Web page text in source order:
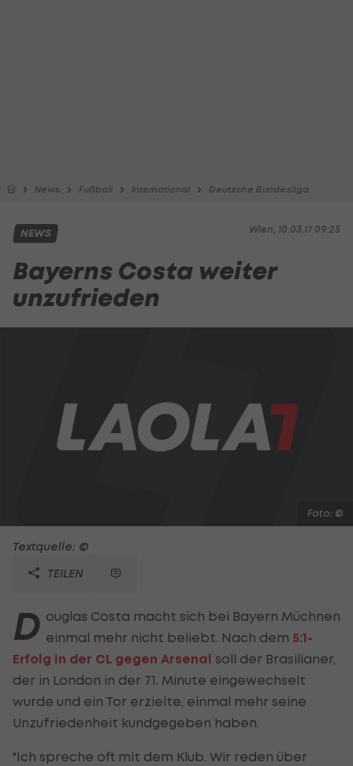
News Fußball International Deutsche Bundesliga
Wien, 10.03.17 09:25
NEWS
Bayerns Costa weiter
unzufrieden
Foto: ©
Textquelle: ©
TEILEN
D ouglas Costa macht sich bei Bayern Müchnen
einmal mehr nicht beliebt. Nach dem 5:1-
Erfolg in der CL gegen Arsenal soll der Brasilianer,
der in London in der 71. Minute eingewechselt
wurde und ein Tor erzielte, einmal mehr seine
Unzufriedenheit kundgegeben haben.
"Ich spreche oft mit dem Klub. Wir reden über